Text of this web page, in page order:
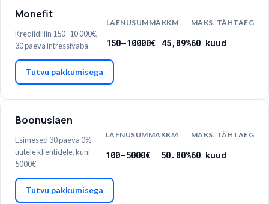
Monefit
Krediidiliin 150–10 000€,
30 päeva intressivaba
LAENUSUMMA
150–10000€
KKM
45,89%
MAKS. TÄHTAEG
60 kuud
Tutvu pakkumisega
Boonuslaen
Esimesed 30 päeva 0%
uutele klientidele, kuni
5000€
LAENUSUMMA
100–5000€
KKM
50.80%
MAKS. TÄHTAEG
60 kuud
Tutvu pakkumisega